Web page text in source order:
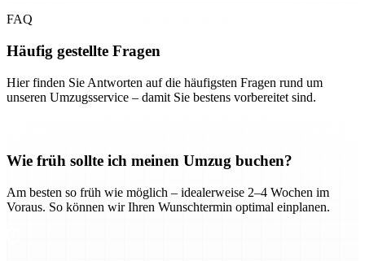
FAQ
Häufig gestellte Fragen
Hier finden Sie Antworten auf die häufigsten Fragen rund um
unseren Umzugsservice – damit Sie bestens vorbereitet sind.
Wie früh sollte ich meinen Umzug buchen?
Am besten so früh wie möglich – idealerweise 2–4 Wochen im
Voraus. So können wir Ihren Wunschtermin optimal einplanen.